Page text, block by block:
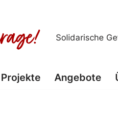
Solidarische
Projekte Angebote